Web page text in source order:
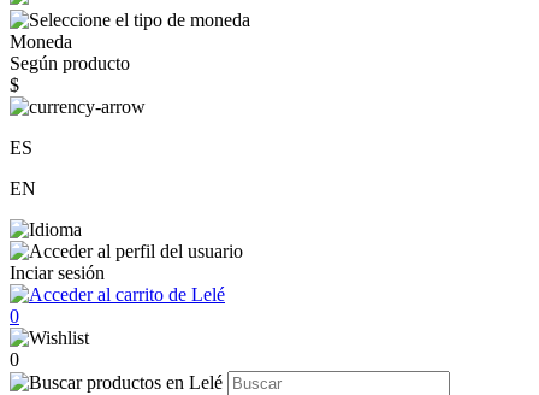
Moneda
Según producto
$
ES
EN
Inciar sesión
0
0